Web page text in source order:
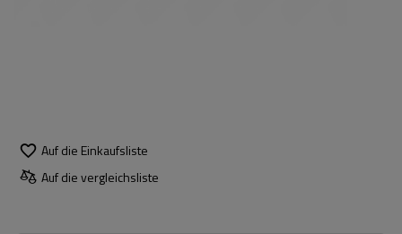
Auf die Einkaufsliste
Auf die vergleichsliste